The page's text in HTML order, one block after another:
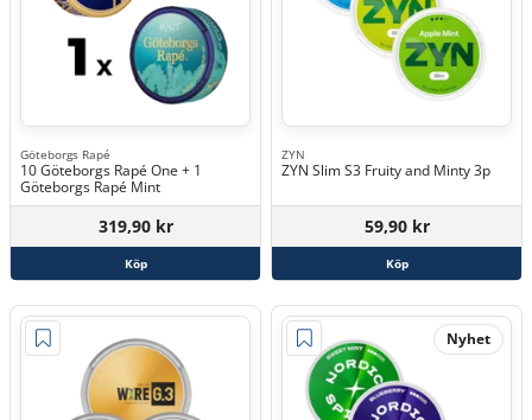
Göteborgs Rapé
10 Göteborgs Rapé One + 1
Göteborgs Rapé Mint
319,90 kr
Köp
ZYN
ZYN Slim S3 Fruity and Minty 3p
59,90 kr
Köp
Nyhet